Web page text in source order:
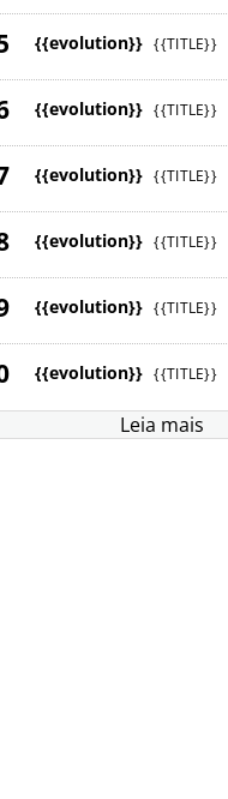
{{evolution}} {{TITLE}}
{{evolution}} {{TITLE}}
{{evolution}} {{TITLE}}
{{evolution}} {{TITLE}}
{{evolution}} {{TITLE}}
{{evolution}} {{TITLE}}
Leia mais